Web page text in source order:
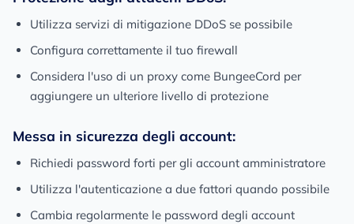
Utilizza servizi di mitigazione DDoS se possibile
Configura correttamente il tuo firewall
Considera l'uso di un proxy come BungeeCord per
aggiungere un ulteriore livello di protezione
Messa in sicurezza degli account:
Richiedi password forti per gli account amministratore
Utilizza l'autenticazione a due fattori quando possibile
Cambia regolarmente le password degli account